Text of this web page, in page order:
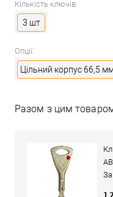
Кількість ключів:
3 шт
Опції:
Цільний корпус 66,5
Разом з цим